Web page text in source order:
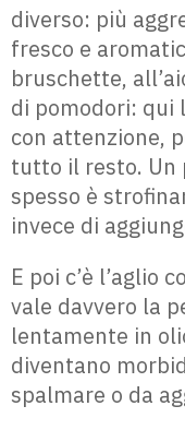
diverso: più
fresco e
bruschette,
di pomodori: qui
con attenzione,
tutto il resto. Un
spesso è
invece di
E poi c’è l’aglio
vale davvero la
lentamente in
diventano
spalmare o da